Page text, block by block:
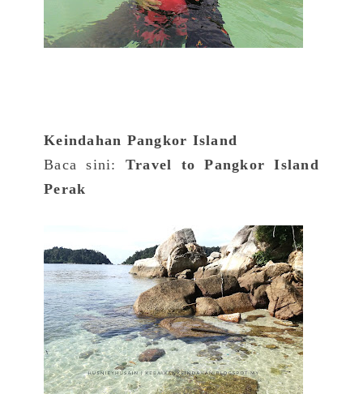
Keindahan Pangkor Island
Baca sini: Travel to Pangkor Island
Perak